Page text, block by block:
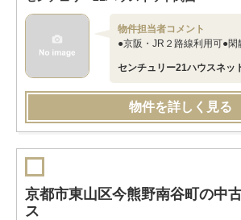
物件担当者コメント
●京阪・JR２路線利用可●閑
センチュリー21ハウスネッ
物件を詳しく見る
京都市東山区今熊野南谷町の中
ス